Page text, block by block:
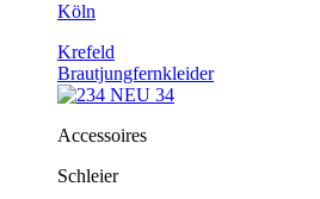
Köln
Krefeld
Brautjungfernkleider
Accessoires
Schleier